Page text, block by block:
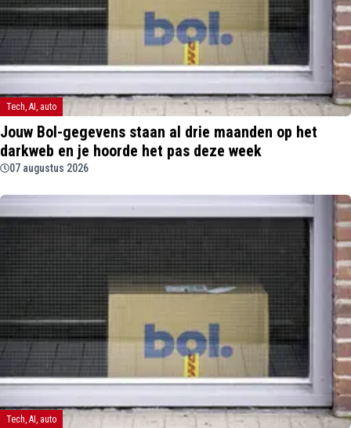
Tech, AI, auto
Jouw Bol-gegevens staan al drie maanden op het
darkweb en je hoorde het pas deze week
07 augustus 2026
Tech, AI, auto